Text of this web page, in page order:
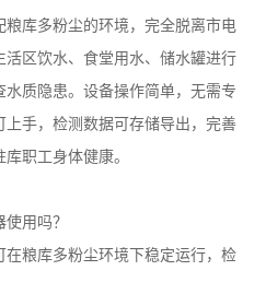
库多粉尘的环境，完全脱离市电
区饮水、食堂用水、储水罐进行
质隐患。设备操作简单，无需专
手，检测数据可存储导出，完善
职工身体健康。
用吗？
粮库多粉尘环境下稳定运行，检